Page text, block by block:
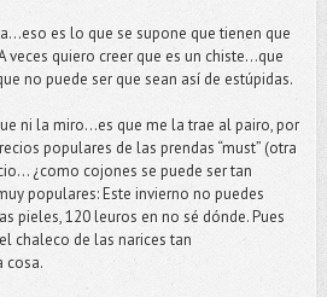
es lo que se supone que tienen que
veces quiero creer que es un chiste…que
no puede ser que sean así de estúpidas.
ni la miro...es que me la trae al pairo, por
populares de las prendas “must” (otra
¿como cojones se puede ser tan
populares: Este invierno no puedes
pieles, 120 leuros en no sé dónde. Pues
chaleco de las narices tan
cosa.